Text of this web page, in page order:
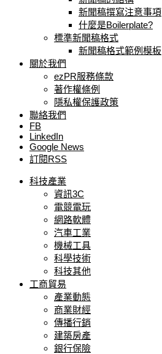
新聞稿撰寫注意事項
什麼是Boilerplate?
標準新聞稿格式
新聞稿格式範例模板
關於我們
ezPR服務條款
著作權條例
隱私權保護政策
聯絡我們
FB
LinkedIn
Google News
訂閱RSS
科技產業
資訊3C
電競電玩
網路軟體
汽車工業
機械工具
科學技術
科技其他
工商貿易
產業動態
商業財經
傳播行銷
建築房產
銀行保險